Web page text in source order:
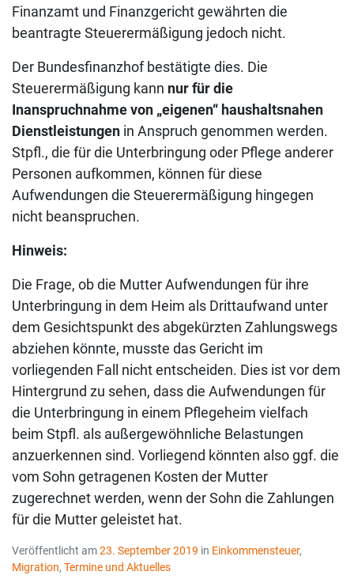
Finanzamt und Finanzgericht gewährten die
beantragte Steuerermäßigung jedoch nicht.
Der Bundesfinanzhof bestätigte dies. Die
Steuerermäßigung kann nur für die
Inanspruchnahme von „eigenen“ haushaltsnahen
Dienstleistungen in Anspruch genommen werden.
Stpfl., die für die Unterbringung oder Pflege anderer
Personen aufkommen, können für diese
Aufwendungen die Steuerermäßigung hingegen
nicht beanspruchen.
Hinweis:
Die Frage, ob die Mutter Aufwendungen für ihre
Unterbringung in dem Heim als Drittaufwand unter
dem Gesichtspunkt des abgekürzten Zahlungswegs
abziehen könnte, musste das Gericht im
vorliegenden Fall nicht entscheiden. Dies ist vor dem
Hintergrund zu sehen, dass die Aufwendungen für
die Unterbringung in einem Pflegeheim vielfach
beim Stpfl. als außergewöhnliche Belastungen
anzuerkennen sind. Vorliegend könnten also ggf. die
vom Sohn getragenen Kosten der Mutter
zugerechnet werden, wenn der Sohn die Zahlungen
für die Mutter geleistet hat.
Veröffentlicht am23. September 2019 in Einkommensteuer,
Migration, Termine und Aktuelles